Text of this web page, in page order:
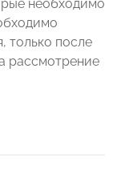
необходимо
только после
рассмотрение